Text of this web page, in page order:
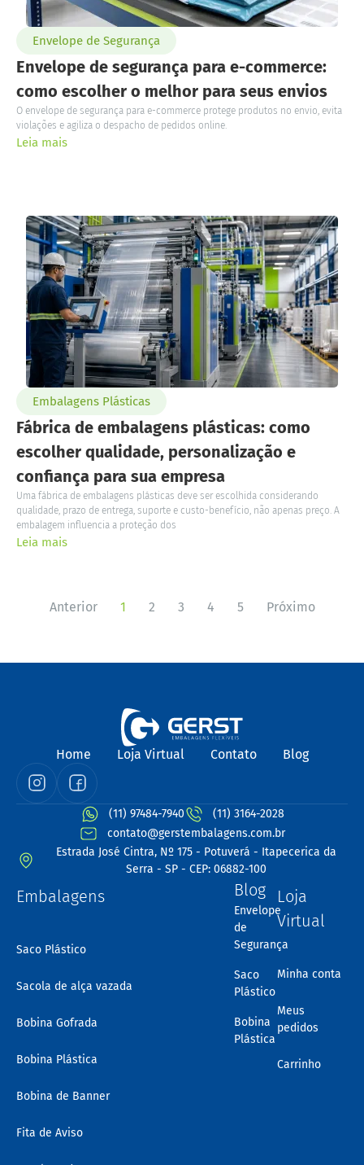
Envelope de Segurança
Envelope de segurança para e-commerce:
como escolher o melhor para seus envios
O envelope de segurança para e-commerce protege produtos no envio, evita
violações e agiliza o despacho de pedidos online.
Leia mais
Embalagens Plásticas
Fábrica de embalagens plásticas: como
escolher qualidade, personalização e
confiança para sua empresa
Uma fábrica de embalagens plásticas deve ser escolhida considerando
qualidade, prazo de entrega, suporte e custo-benefício, não apenas preço. A
embalagem influencia a proteção dos
Leia mais
Anterior 1 2 3 4 5 Próximo
Home Loja Virtual Contato Blog
(11) 97484-7940
(11) 3164-2028
contato@gerstembalagens.com.br
Estrada José Cintra, Nº 175 - Potuverá - Itapecerica da
Serra - SP - CEP: 06882-100
Embalagens
Saco Plástico
Sacola de alça vazada
Bobina Gofrada
Bobina Plástica
Bobina de Banner
Fita de Aviso
Blog
Envelope
de
Segurança
Saco
Plástico
Bobina
Plástica
Loja
Virtual
Minha conta
Meus
pedidos
Carrinho